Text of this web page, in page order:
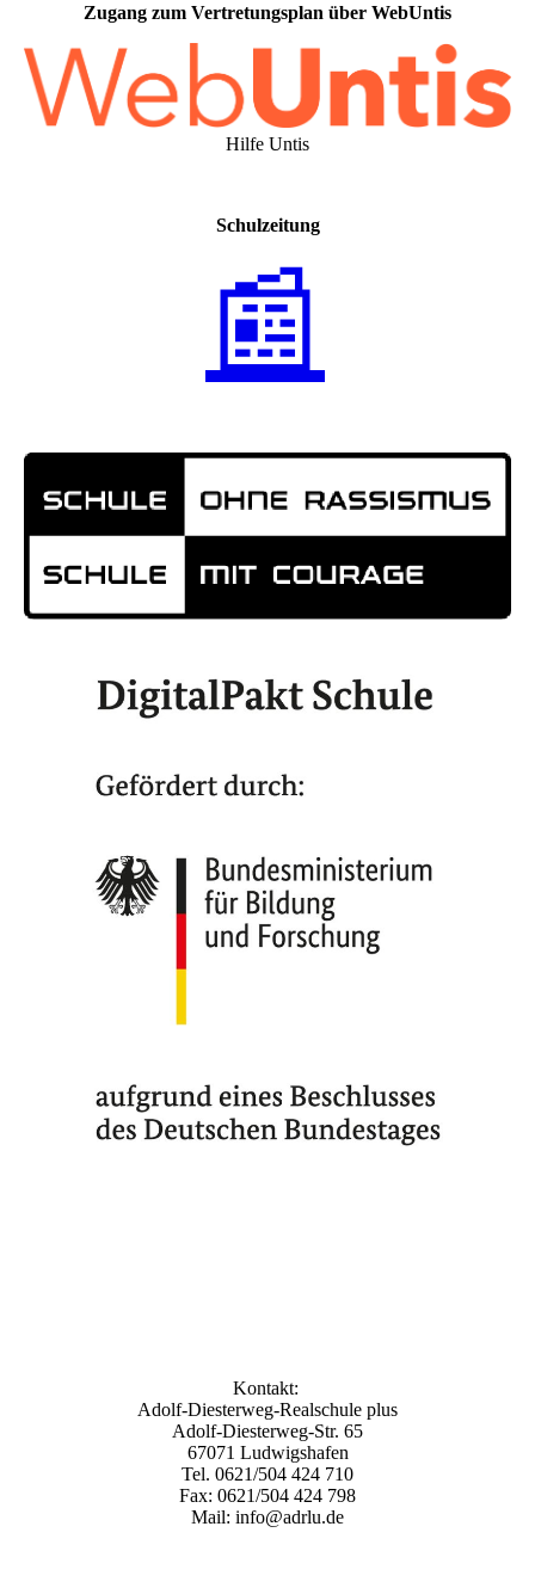
Zugang zum Vertretungsplan über WebUntis
Hilfe Untis
Schulzeitung
📰
Kontakt:
Adolf-Diesterweg-Realschule plus
Adolf-Diesterweg-Str. 65
67071 Ludwigshafen
Tel. 0621/504 424 710
Fax: 0621/504 424 798
Mail: info@adrlu.de